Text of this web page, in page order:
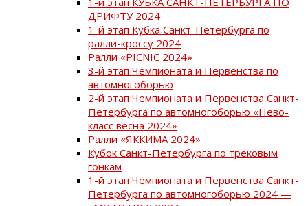
ДРИФТУ 2024
1-й этап Кубка Санкт-Петербурга по
ралли-кроссу 2024
Ралли «PICNIC 2024»
3-й этап Чемпионата и Первенства по
автомногоборью
2-й этап Чемпионата и Первенства Санкт-
Петербурга по автомногоборью «Нево-
класс весна 2024»
Ралли «ЯККИМА 2024»
Кубок Санкт-Петербурга по трековым
гонкам
1-й этап Чемпионата и Первенства Санкт-
Петербурга по автомногоборью 2024 —